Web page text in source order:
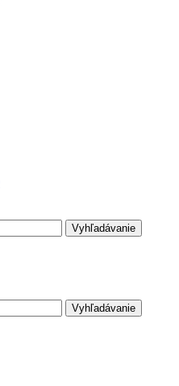
Vyhľadávanie
Vyhľadávanie